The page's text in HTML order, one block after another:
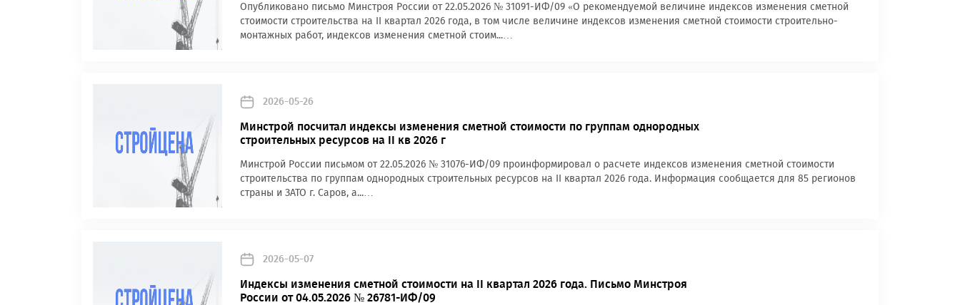
Опубликовано письмо Минстроя России от 22.05.2026 № 31091-ИФ/09 «О рекомендуемой величине индексов изменения сметной
стоимости строительства на II квартал 2026 года, в том числе величине индексов изменения сметной стоимости строительно-
монтажных работ, индексов изменения сметной стоим...…
2026-05-26
Минстрой посчитал индексы изменения сметной стоимости по группам однородных
строительных ресурсов на II кв 2026 г
Минстрой России письмом от 22.05.2026 № 31076-ИФ/09 проинформировал о расчете индексов изменения сметной стоимости
строительства по группам однородных строительных ресурсов на II квартал 2026 года. Информация сообщается для 85 регионов
страны и ЗАТО г. Саров, а...…
2026-05-07
Индексы изменения сметной стоимости на II квартал 2026 года. Письмо Минстроя
России от 04.05.2026 № 26781-ИФ/09